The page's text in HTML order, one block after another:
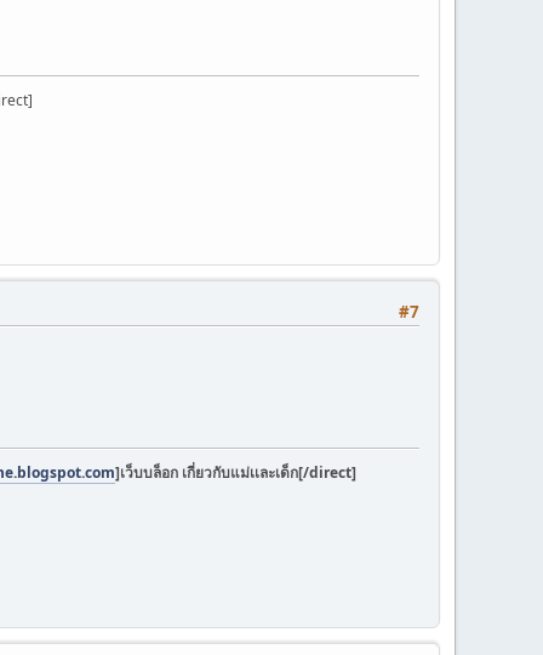
#7
]เว็บบล็อก เกี่ยวกับแม่เเละเด็ก[/direct]